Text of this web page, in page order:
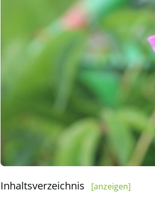
Inhaltsverzeichnis [anzeigen]